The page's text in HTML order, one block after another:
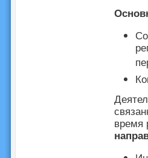
время